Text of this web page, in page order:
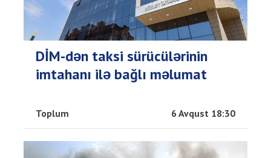
DİM-dən taksi sürücülərinin
imtahanı ilə bağlı məlumat
Toplum 6 Avqust 18:30